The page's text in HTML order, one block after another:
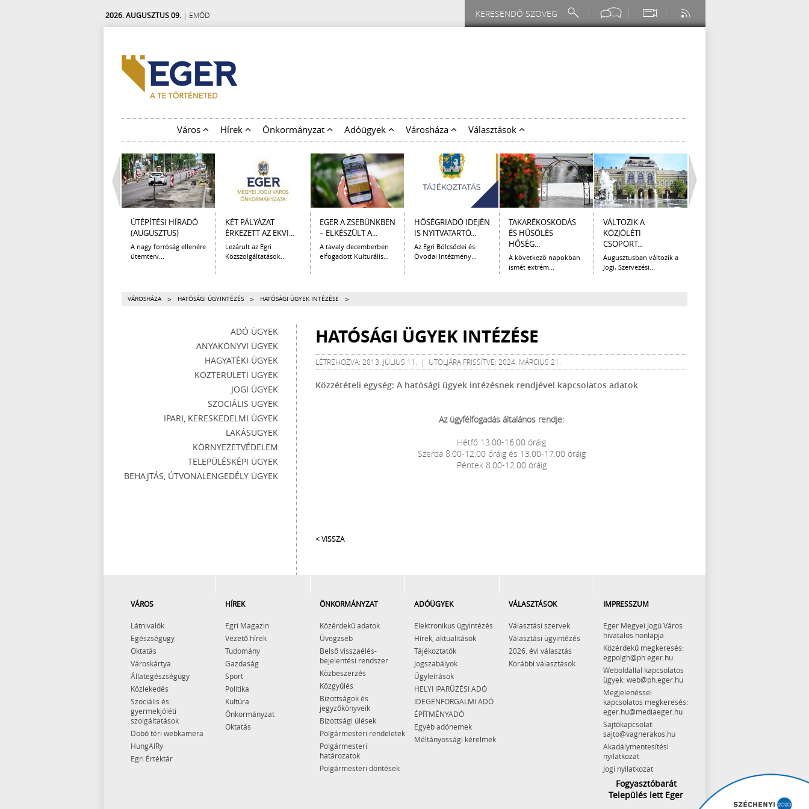
2026. AUGUSZTUS 09. | EMŐD
Város Hírek Önkormányzat Adóügyek Városháza Választások
ÚTÉPÍTÉSI HÍRADÓ
(AUGUSZTUS)
A nagy forróság ellenére
ütemterv...
KÉT PÁLYÁZAT
ÉRKEZETT AZ EKVI...
Lezárult az Egri
Közszolgáltatások...
EGER A ZSEBÜNKBEN
– ELKÉSZÜLT A...
A tavaly decemberben
elfogadott Kulturális...
HŐSÉGRIADÓ IDEJÉN
IS NYITVATARTÓ...
Az Egri Bölcsődei és
Óvodai Intézmény...
TAKARÉKOSKODÁS
ÉS HŰSÖLÉS
HŐSÉG...
A következő napokban
ismét extrém...
VÁLTOZIK A
KÖZJÓLÉTI
CSOPORT...
Augusztusban változik a
Jogi, Szervezési...
VÁROSHÁZA > HATÓSÁGI ÜGYINTÉZÉS > HATÓSÁGI ÜGYEK INTÉZÉSE >
ADÓ ÜGYEK
ANYAKÖNYVI ÜGYEK
HAGYATÉKI ÜGYEK
KÖZTERÜLETI ÜGYEK
JOGI ÜGYEK
SZOCIÁLIS ÜGYEK
IPARI, KERESKEDELMI ÜGYEK
LAKÁSÜGYEK
KÖRNYEZETVÉDELEM
TELEPÜLÉSKÉPI ÜGYEK
BEHAJTÁS, ÚTVONALENGEDÉLY ÜGYEK
HATÓSÁGI ÜGYEK INTÉZÉSE
LÉTREHOZVA: 2013. JÚLIUS 11. | UTOLJÁRA FRISSÍTVE: 2024. MÁRCIUS 21.
Közzétételi egység: A hatósági ügyek intézésnek rendjével kapcsolatos adatok
Az ügyfélfogadás általános rendje:
Hétfő 13.00-16.00 óráig
Szerda 8.00-12.00 óráig és 13.00-17.00 óráig
Péntek 8.00-12.00 óráig
< VISSZA
VÁROS
Látnivalók
Egészségügy
Oktatás
Városkártya
Állategészségügy
Közlekedés
Szociális és
gyermekjóléti
szolgáltatások
Dobó téri webkamera
HungAIRy
Egri Értéktár
HÍREK
Egri Magazin
Vezető hírek
Tudomány
Gazdaság
Sport
Politika
Kultúra
Önkormányzat
Oktatás
ÖNKORMÁNYZAT
Közérdekű adatok
Üvegzseb
Belső visszaélés-
bejelentési rendszer
Közbeszerzés
Közgyűlés
Bizottságok és
jegyzőkönyveik
Bizottsági ülések
Polgármesteri rendeletek
Polgármesteri
határozatok
Polgármesteri döntések
ADÓÜGYEK
Elektronikus ügyintézés
Hírek, aktualitások
Tájékoztatók
Jogszabályok
Ügyleírások
HELYI IPARŰZÉSI ADÓ
IDEGENFORGALMI ADÓ
ÉPÍTMÉNYADÓ
Egyéb adónemek
Méltányossági kérelmek
VÁLASZTÁSOK
Választási szervek
Választási ügyintézés
2026. évi választás
Korábbi választások
IMPRESSZUM
Eger Megyei Jogú Város
hivatalos honlapja
Közérdekű megkeresés:
egpolgh@ph.eger.hu
Weboldallal kapcsolatos
ügyek: web@ph.eger.hu
Megjelenéssel
kapcsolatos megkeresés:
eger.hu@mediaeger.hu
Sajtókapcsolat:
sajto@vagnerakos.hu
Akadálymentesítési
nyilatkozat
Jogi nyilatkozat
Fogyasztóbarát
Település lett Eger